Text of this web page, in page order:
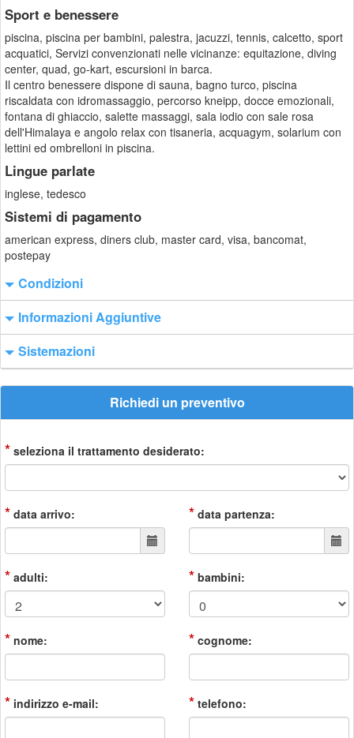
Sport e benessere
piscina, piscina per bambini, palestra, jacuzzi, tennis, calcetto, sport
acquatici, Servizi convenzionati nelle vicinanze: equitazione, diving
center, quad, go-kart, escursioni in barca.
Il centro benessere dispone di sauna, bagno turco, piscina
riscaldata con idromassaggio, percorso kneipp, docce emozionali,
fontana di ghiaccio, salette massaggi, sala iodio con sale rosa
dell'Himalaya e angolo relax con tisaneria, acquagym, solarium con
lettini ed ombrelloni in piscina.
Lingue parlate
inglese, tedesco
Sistemi di pagamento
american express, diners club, master card, visa, bancomat,
postepay
Condizioni
Informazioni Aggiuntive
Sistemazioni
Richiedi un preventivo
* seleziona il trattamento desiderato:
* data arrivo: * data partenza:
* adulti: * bambini:
* nome: * cognome:
* indirizzo e-mail: * telefono: